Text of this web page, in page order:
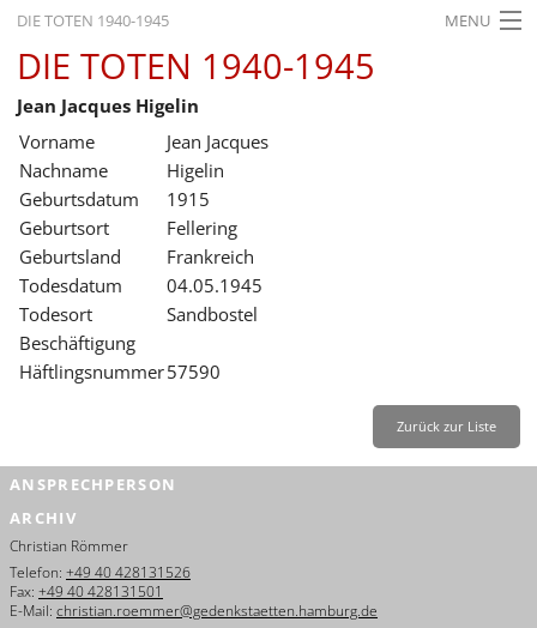
DIE TOTEN 1940-1945 MENU
STARTSEITE
AKTUELLES
AUSSTELLUNGEN
GESCHICHTE
BILDUNG
FORSCHUNG
SERVICE
Français
Leichte Sprache
DIE TOTEN 1940-1945
Jean Jacques Higelin
Vorname
Jean Jacques
Nachname
Higelin
Geburtsdatum
1915
Geburtsort
Fellering
Geburtsland
Frankreich
Todesdatum
04.05.1945
Todesort
Sandbostel
Beschäftigung
Häftlingsnummer57590
Zurück zur Liste
ANSPRECHPERSON
ARCHIV
Christian Römmer
Telefon: +49 40 428131526
Fax: +49 40 428131501
E-Mail: christian.roemmer@gedenkstaetten.hamburg.de